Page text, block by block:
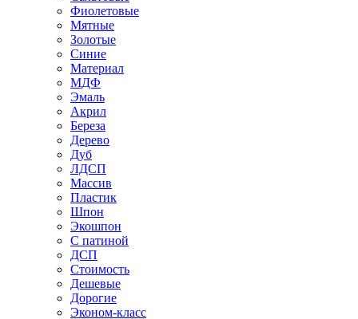
Фиолетовые
Мятные
Золотые
Синие
Материал
МДФ
Эмаль
Акрил
Береза
Дерево
Дуб
ЛДСП
Массив
Пластик
Шпон
Экошпон
С патиной
ДСП
Стоимость
Дешевые
Дорогие
Эконом-класс